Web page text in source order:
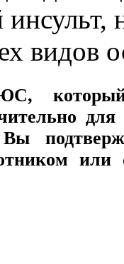
видов
,
для
или